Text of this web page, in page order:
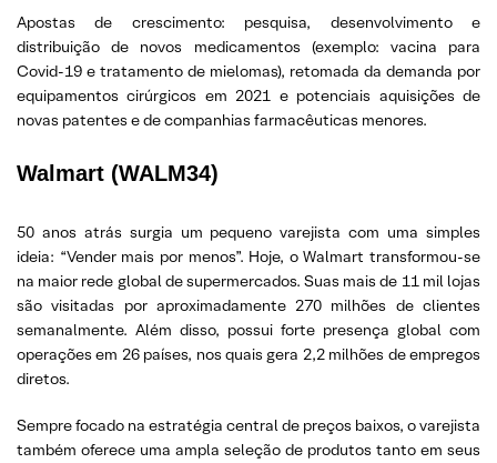
Apostas de crescimento: pesquisa, desenvolvimento e
distribuição de novos medicamentos (exemplo: vacina para
Covid-19 e tratamento de mielomas), retomada da demanda por
equipamentos cirúrgicos em 2021 e potenciais aquisições de
novas patentes e de companhias farmacêuticas menores.
Walmart (WALM34)
50 anos atrás surgia um pequeno varejista com uma simples
ideia: “Vender mais por menos”. Hoje, o Walmart transformou-se
na maior rede global de supermercados. Suas mais de 11 mil lojas
são visitadas por aproximadamente 270 milhões de clientes
semanalmente. Além disso, possui forte presença global com
operações em 26 países, nos quais gera 2,2 milhões de empregos
diretos.
Sempre focado na estratégia central de preços baixos, o varejista
também oferece uma ampla seleção de produtos tanto em seus